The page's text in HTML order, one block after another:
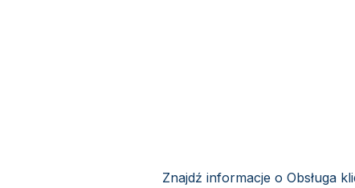
Znajdź informacje o Obsługa